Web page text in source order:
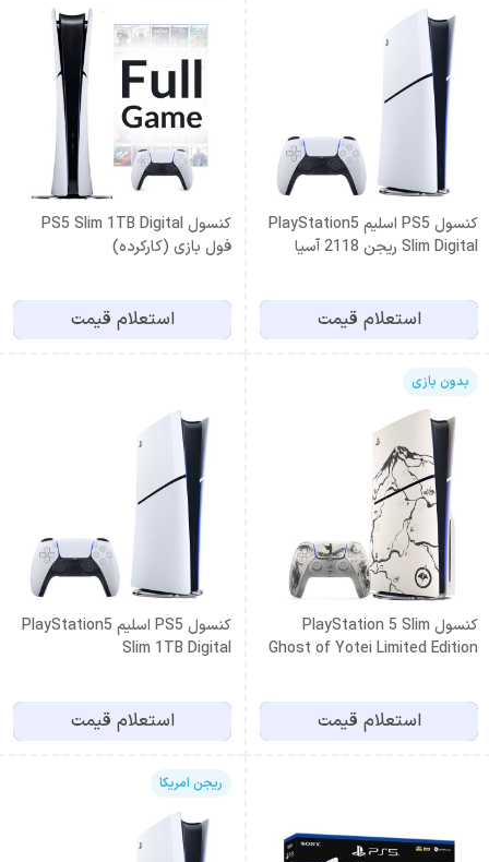
کنسول PS5 اسلیم PlayStation5
Slim Digital ریجن 2118 آسیا
استعلام قیمت
کنسول PS5 Slim 1TB Digital
فول بازی (کارکرده)
استعلام قیمت
بدون بازی
کنسول PlayStation 5 Slim
Ghost of Yotei Limited Edition
استعلام قیمت
کنسول PS5 اسلیم PlayStation5
Slim 1TB Digital
استعلام قیمت
ریجن امریکا